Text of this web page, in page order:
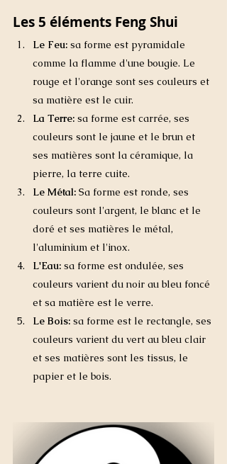
Les 5 éléments Feng Shui
Le Feu: sa forme est pyramidale
comme la flamme d'une bougie. Le
rouge et l'orange sont ses couleurs et
sa matière est le cuir.
La Terre: sa forme est carrée, ses
couleurs sont le jaune et le brun et
ses matières sont la céramique, la
pierre, la terre cuite.
Le Métal: Sa forme est ronde, ses
couleurs sont l'argent, le blanc et le
doré et ses matières le métal,
l'aluminium et l'inox.
L'Eau: sa forme est ondulée, ses
couleurs varient du noir au bleu foncé
et sa matière est le verre.
Le Bois: sa forme est le rectangle, ses
couleurs varient du vert au bleu clair
et ses matières sont les tissus, le
papier et le bois.